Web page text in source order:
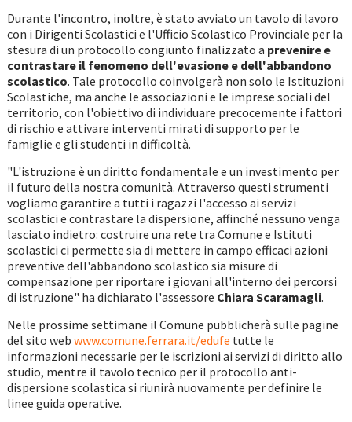
Durante l'incontro, inoltre, è stato avviato un tavolo di lavoro
con i Dirigenti Scolastici e l'Ufficio Scolastico Provinciale per la
stesura di un protocollo congiunto finalizzato a prevenire e
contrastare il fenomeno dell'evasione e dell'abbandono
scolastico. Tale protocollo coinvolgerà non solo le Istituzioni
Scolastiche, ma anche le associazioni e le imprese sociali del
territorio, con l'obiettivo di individuare precocemente i fattori
di rischio e attivare interventi mirati di supporto per le
famiglie e gli studenti in difficoltà.
"L'istruzione è un diritto fondamentale e un investimento per
il futuro della nostra comunità. Attraverso questi strumenti
vogliamo garantire a tutti i ragazzi l'accesso ai servizi
scolastici e contrastare la dispersione, affinché nessuno venga
lasciato indietro: costruire una rete tra Comune e Istituti
scolastici ci permette sia di mettere in campo efficaci azioni
preventive dell'abbandono scolastico sia misure di
compensazione per riportare i giovani all'interno dei percorsi
di istruzione" ha dichiarato l'assessore Chiara Scaramagli.
Nelle prossime settimane il Comune pubblicherà sulle pagine
del sito web www.comune.ferrara.it/edufe tutte le
informazioni necessarie per le iscrizioni ai servizi di diritto allo
studio, mentre il tavolo tecnico per il protocollo anti-
dispersione scolastica si riunirà nuovamente per definire le
linee guida operative.